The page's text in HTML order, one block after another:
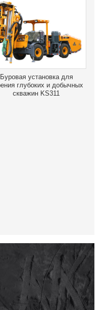
Буровая установка для
глубоких и добычных
скважин KS311